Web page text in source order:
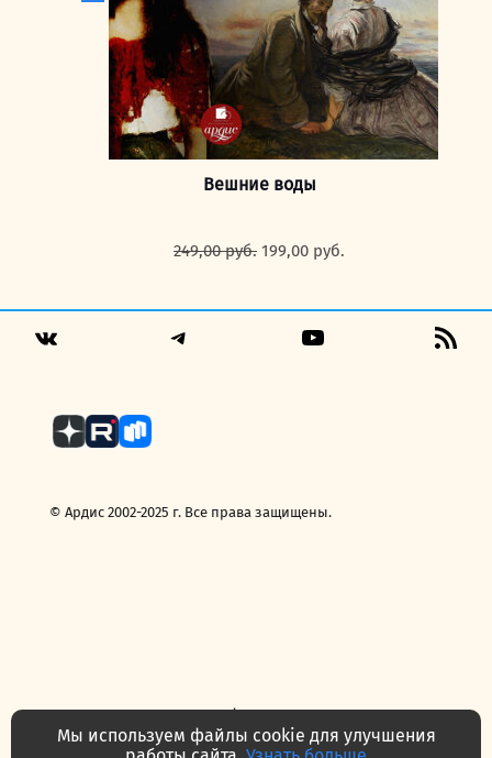
Вешние воды
249,00руб. Первоначальная
249,00 руб..
199,00 руб.
© Ардис 2002-2025 г. Все права защищены.
Политика конфиденциальности
Договор — публичная оферта
Мы используем файлы cookie для улучшения